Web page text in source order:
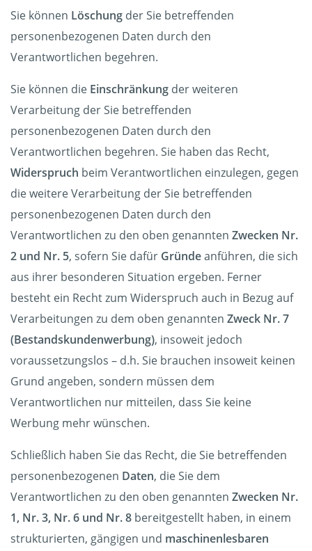
Sie können Löschung der Sie betreffenden
personenbezogenen Daten durch den
Verantwortlichen begehren.
Sie können die Einschränkung der weiteren
Verarbeitung der Sie betreffenden
personenbezogenen Daten durch den
Verantwortlichen begehren. Sie haben das Recht,
Widerspruch beim Verantwortlichen einzulegen, gegen
die weitere Verarbeitung der Sie betreffenden
personenbezogenen Daten durch den
Verantwortlichen zu den oben genannten Zwecken Nr.
2 und Nr. 5, sofern Sie dafür Gründeanführen, die sich
aus ihrer besonderen Situation ergeben. Ferner
besteht ein Recht zum Widerspruch auch in Bezug auf
Verarbeitungen zu dem oben genannten Zweck Nr. 7
(Bestandskundenwerbung), insoweit jedoch
voraussetzungslos – d.h. Sie brauchen insoweit keinen
Grund angeben, sondern müssen dem
Verantwortlichen nur mitteilen, dass Sie keine
Werbung mehr wünschen.
Schließlich haben Sie das Recht, die Sie betreffenden
personenbezogenen Daten, die Sie dem
Verantwortlichen zu den oben genannten Zwecken Nr.
1, Nr. 3, Nr. 6 und Nr. 8 bereitgestellt haben, in einem
strukturierten, gängigen und maschinenlesbaren